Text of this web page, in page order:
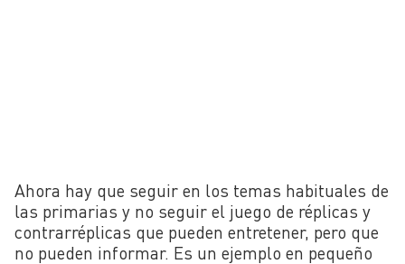
Ahora hay que seguir en los temas habituales de
las primarias y no seguir el juego de réplicas y
contrarréplicas que pueden entretener, pero que
no pueden informar. Es un ejemplo en pequeño